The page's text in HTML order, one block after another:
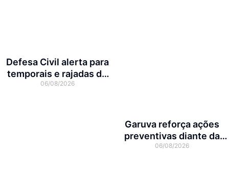
Defesa Civil alerta para
temporais e rajadas de
vento de até 70 km/h em
06/08/2026
Garuva reforça ações
preventivas diante da
previsão de atuação do El
06/08/2026